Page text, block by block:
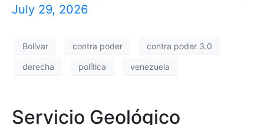
July 29, 2026
Bolívar contra poder contra poder 3.0
derecha política venezuela
Servicio Geológico